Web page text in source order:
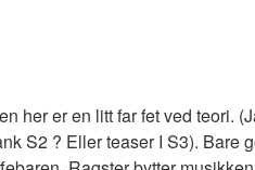
her er en litt far fet ved teori.
S2 ? Eller teaser I S3). Bare